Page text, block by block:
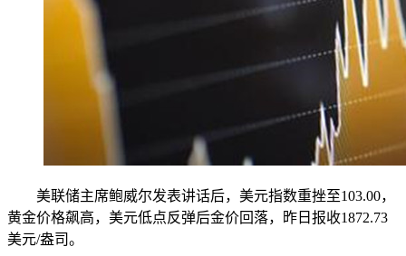
美联储主席鲍威尔发表讲话后，美元指数重挫至103.00，
黄金价格飙高，美元低点反弹后金价回落，昨日报收1872.73
美元/盎司。